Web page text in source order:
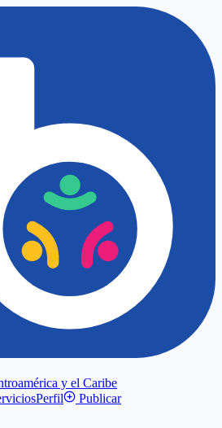
y el Caribe
Perfil Publicar